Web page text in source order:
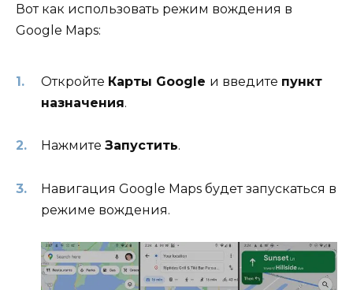
Вот как использовать режим вождения в
Google Maps:
Откройте Карты Google и введите пункт
назначения.
Нажмите Запустить.
Навигация Google Maps будет запускаться в
режиме вождения.